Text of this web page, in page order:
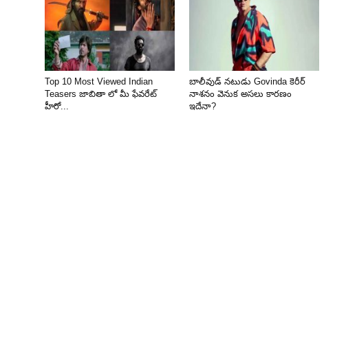
Top 10 Most Viewed Indian
Teasers జాబితా లో మీ ఫేవరేట్
హీరో...
బాలీవుడ్ నటుడు Govinda కెరీర్
నాశనం వెనుక అసలు కారణం
ఇదేనా?